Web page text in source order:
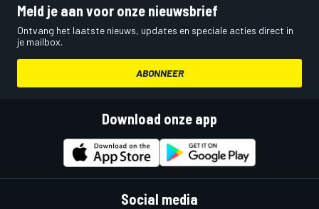
Meld je aan voor onze nieuwsbrief
Ontvang het laatste nieuws, updates en speciale acties direct in
je mailbox.
ABONNEER
Download onze app
Social media